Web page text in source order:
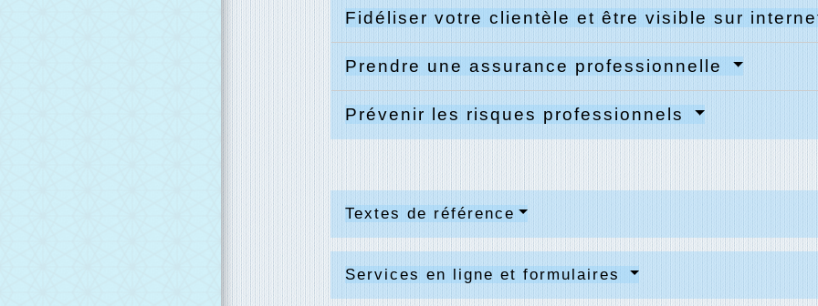
Fidéliser votre clientèle et être visible sur
Prendre une assurance professionnelle
Prévenir les risques professionnels
Textes de référence
Services en ligne et formulaires